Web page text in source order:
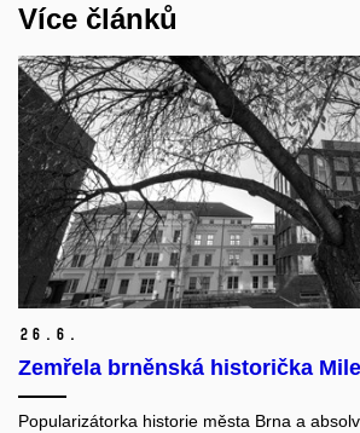
Více článků
26. 6.
Zemřela brněnská historička
Popularizátorka historie města Brna a